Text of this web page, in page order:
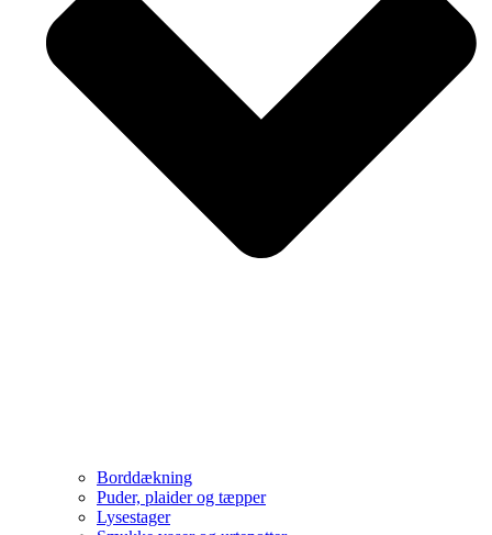
Borddækning
Puder, plaider og tæpper
Lysestager